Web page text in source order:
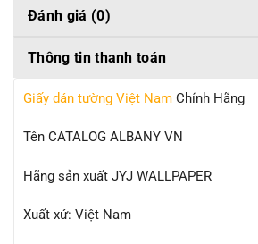
Đánh giá (0)
Thông tin thanh toán
Giấy dán tường Việt Nam Chính Hãng
Tên CATALOG ALBANY VN
Hãng sản xuất JYJ WALLPAPER
Xuất xứ: Việt Nam